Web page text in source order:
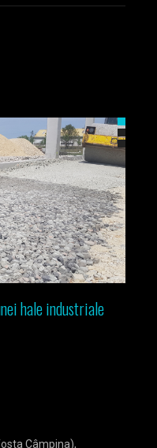
hale industriale
Câmpina),